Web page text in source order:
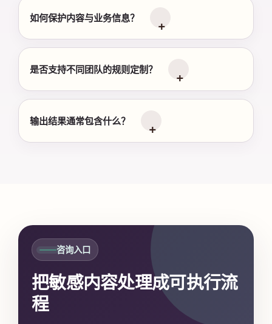
如何保护内容与业务信息？
是否支持不同团队的规则定制？
输出结果通常包含什么？
咨询入口
把敏感内容处理成可执行流
程